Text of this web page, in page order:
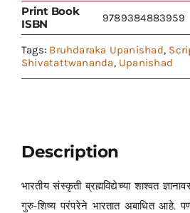
Print Book
ISBN
9789384883959
Tags: Bruhdaraka Upanishad,
Shivatattwananda, Upanishad
Description
भारतीय संस्कृती ब्रह्मविद्येच्या शाश्वत
गुरु-शिष्य परंपरेने भारतात अबाधित आहे.